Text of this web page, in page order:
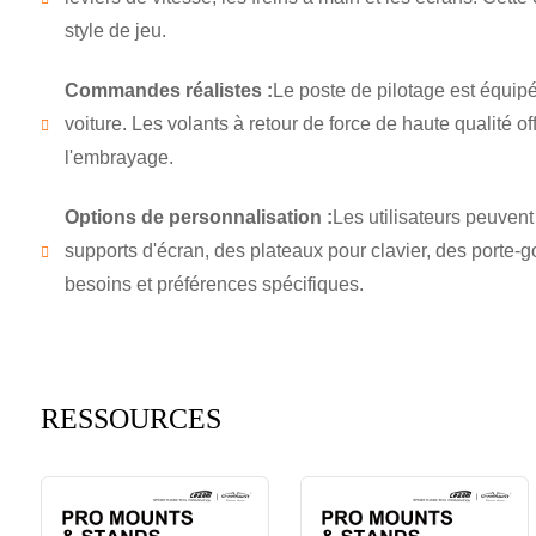
style de jeu.
Commandes réalistes : Le poste de pilotage est
voiture. Les volants à retour de force de haute qualité
l'embrayage.
Options de personnalisation : Les utilisateurs
supports d'écran, des plateaux pour clavier, des
besoins et préférences spécifiques.
RESSOURCES